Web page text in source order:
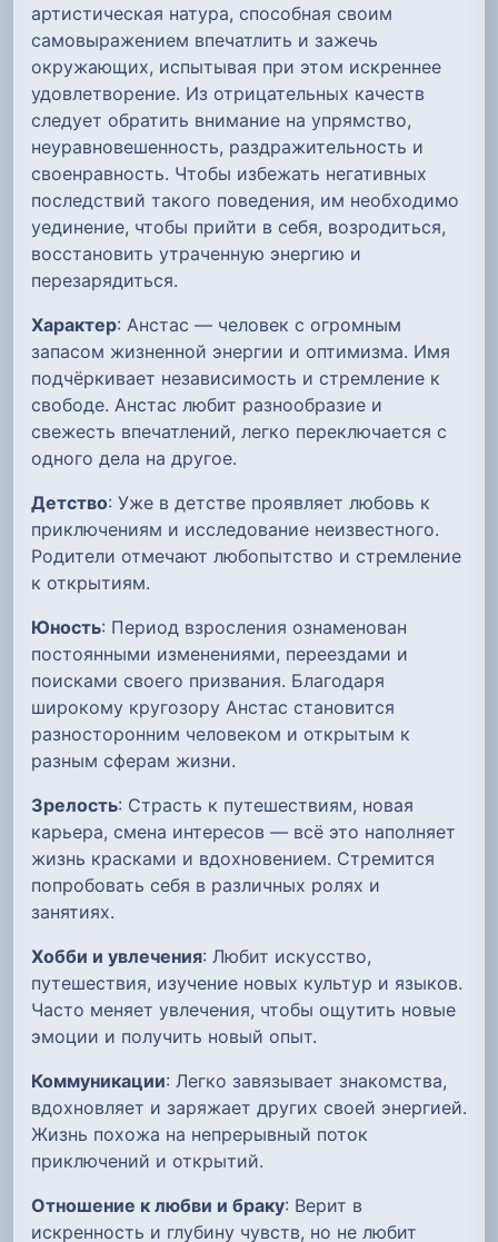
артистическая натура, способная своим
самовыражением впечатлить и зажечь
окружающих, испытывая при этом искреннее
удовлетворение. Из отрицательных качеств
следует обратить внимание на упрямство,
неуравновешенность, раздражительность и
своенравность. Чтобы избежать негативных
последствий такого поведения, им необходимо
уединение, чтобы прийти в себя, возродиться,
восстановить утраченную энергию и
перезарядиться.
Характер: Анстас — человек с огромным
запасом жизненной энергии и оптимизма. Имя
подчёркивает независимость и стремление к
свободе. Анстас любит разнообразие и
свежесть впечатлений, легко переключается с
одного дела на другое.
Детство: Уже в детстве проявляет любовь к
приключениям и исследование неизвестного.
Родители отмечают любопытство и стремление
к открытиям.
Юность: Период взросления ознаменован
постоянными изменениями, переездами и
поисками своего призвания. Благодаря
широкому кругозору Анстас становится
разносторонним человеком и открытым к
разным сферам жизни.
Зрелость: Страсть к путешествиям, новая
карьера, смена интересов — всё это наполняет
жизнь красками и вдохновением. Стремится
попробовать себя в различных ролях и
занятиях.
Хобби и увлечения: Любит искусство,
путешествия, изучение новых культур и языков.
Часто меняет увлечения, чтобы ощутить новые
эмоции и получить новый опыт.
Коммуникации: Легко завязывает знакомства,
вдохновляет и заряжает других своей энергией.
Жизнь похожа на непрерывный поток
приключений и открытий.
Отношение к любви и браку: Верит в
искренность и глубину чувств, но не любит